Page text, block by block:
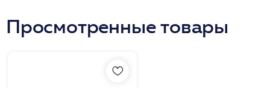
Просмотренные товары